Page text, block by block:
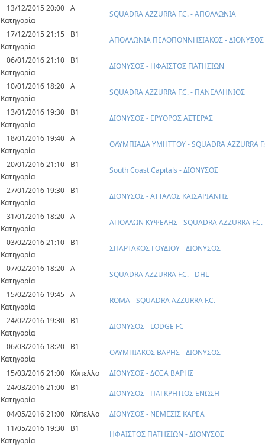
13/12/2015 20:00 Α
Κατηγορία
SQUADRA AZZURRA F.C. - ΑΠΟΛΛΩΝΙΑ
17/12/2015 21:15
Β1
Κατηγορία
ΑΠΟΛΛΩΝΙΑ ΠΕΛΟΠΟΝΝΗΣΙΑΚΟΣ - ΔΙΟΝΥΣΟΣ
06/01/2016 21:10
Β1
Κατηγορία
ΔΙΟΝΥΣΟΣ - ΗΦΑΙΣΤΟΣ ΠΑΤΗΣΙΩΝ
10/01/2016 18:20 Α
Κατηγορία
SQUADRA AZZURRA F.C. - ΠΑΝΕΛΛΗΝΙΟΣ
13/01/2016 19:30
Β1
Κατηγορία
ΔΙΟΝΥΣΟΣ - ΕΡΥΘΡΟΣ ΑΣΤΕΡΑΣ
18/01/2016 19:40 Α
Κατηγορία
ΟΛΥΜΠΙΑΔΑ ΥΜΗΤΤΟΥ - SQUADRA AZZURRA
20/01/2016 21:10
Β1
Κατηγορία
South Coast Capitals - ΔΙΟΝΥΣΟΣ
27/01/2016 19:30
Β1
Κατηγορία
ΔΙΟΝΥΣΟΣ - ΑΤΤΑΛΟΣ ΚΑΙΣΑΡΙΑΝΗΣ
31/01/2016 18:20 Α
Κατηγορία
ΑΠΟΛΛΩΝ ΚΥΨΕΛΗΣ - SQUADRA AZZURRA F.C.
03/02/2016 21:10
Β1
Κατηγορία
ΣΠΑΡΤΑΚΟΣ ΓΟΥΔΙΟΥ - ΔΙΟΝΥΣΟΣ
07/02/2016 18:20 Α
Κατηγορία
SQUADRA AZZURRA F.C. - DHL
15/02/2016 19:45 Α
Κατηγορία
ROMA - SQUADRA AZZURRA F.C.
24/02/2016 19:30
Β1
Κατηγορία
ΔΙΟΝΥΣΟΣ - LODGE FC
06/03/2016 18:20
Β1
Κατηγορία
ΟΛΥΜΠΙΑΚΟΣ ΒΑΡΗΣ - ΔΙΟΝΥΣΟΣ
15/03/2016 21:00 Κύπελλο
ΔΙΟΝΥΣΟΣ - ΔΟΞΑ ΒΑΡΗΣ
24/03/2016 21:00
Β1
Κατηγορία
ΔΙΟΝΥΣΟΣ - ΠΑΓΚΡΗΤΙΟΣ ΕΝΩΣΗ
04/05/2016 21:00 Κύπελλο
ΔΙΟΝΥΣΟΣ - ΝΕΜΕΣΙΣ ΚΑΡΕΑ
11/05/2016 19:30
Β1
Κατηγορία
ΗΦΑΙΣΤΟΣ ΠΑΤΗΣΙΩΝ - ΔΙΟΝΥΣΟΣ